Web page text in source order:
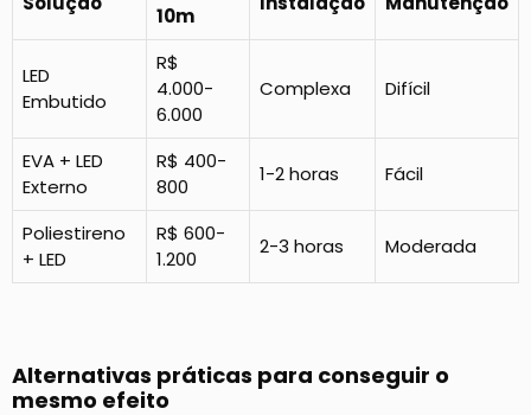
10m
LED
Embutido
R$
4.000-
6.000
Complexa Difícil
EVA + LED
Externo
R$ 400-
800
1-2 horas Fácil
Poliestireno
+ LED
R$ 600-
1.200
2-3 horas Moderada
Alternativas práticas para conseguir o
mesmo efeito